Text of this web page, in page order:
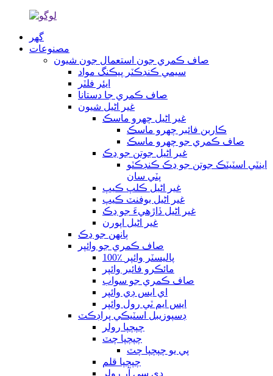
گھر
مصنوعات
صاف ڪمري جون استعمال جون شيون
سيمي ڪنڊڪٽر پيڪنگ مواد
ايئر فلٽر
صاف ڪمري جا دستانا
غير اڻيل شيون
غير اڻيل چهرو ماسڪ
ڪاربن فائبر چهرو ماسڪ
صاف ڪمري جو چهرو ماسڪ
غير اڻيل جوتن جو ڍڪ
اينٽي اسٽيٽڪ جوتن جو ڍڪ ڪنڊڪٽو
پٽي سان
غير اڻيل ڪلپ ڪيپ
غير اڻيل بوفنٽ ڪيپ
غير اڻيل ڏاڙهيءَ جو ڍڪ
غير اڻيل اپورن
ٻانهن جو ڍڪ
صاف ڪمري جو وائپر
100٪ پاليسٽر وائپر
مائڪرو فائبر وائپر
صاف ڪمري جو سواب
اي ايس ڊي وائپر
ايس ايم ٽي رول وائپر
ڊسپوزيبل اسٽيڪي پراڊڪٽ
چپچپا رولر
چپچپا چٽ
پي يو چپچپا چٽ
چپچپا قلم
ڊي سي آر رولر